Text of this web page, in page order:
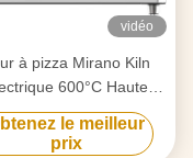
vidéo
à pizza Mirano Kiln
600°C Haute
température
le meilleur
prix